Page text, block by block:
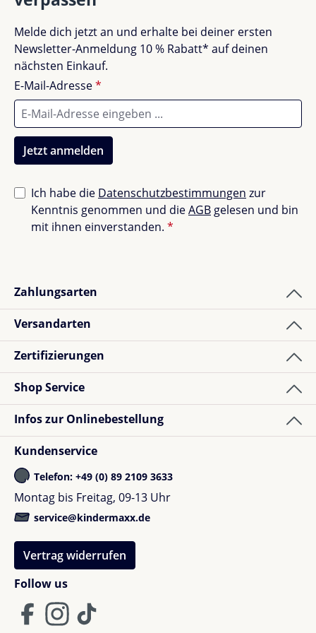
Keine Bewertungen gefunden. Teile deine
Erfahrungen mit anderen.
Melde dich jetzt an und erhalte bei deiner ersten
Newsletter-Anmeldung 10 % Rabatt* auf deinen
nächsten Einkauf.
E-Mail-Adresse*
Jetzt anmelden
Ich habe die Datenschutzbestimmungen zur
Kenntnis genommen und dieAGB gelesen und bin
mit ihnen einverstanden. *
Zahlungsarten
Versandarten
Zertifizierungen
Follow us
Shop Service
Infos zur Onlinebestellung
Kundenservice
Telefon: +49 (0) 89 2109 3633
Montag bis Freitag, 09-13 Uhr
service@kindermaxx.de
Vertrag widerrufen